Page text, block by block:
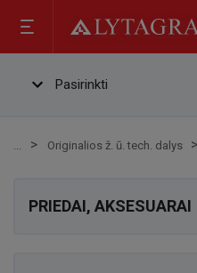
Pasirinkti
Originalios ž. ū. tech. dalys
PRIEDAI, AKSESUARAI